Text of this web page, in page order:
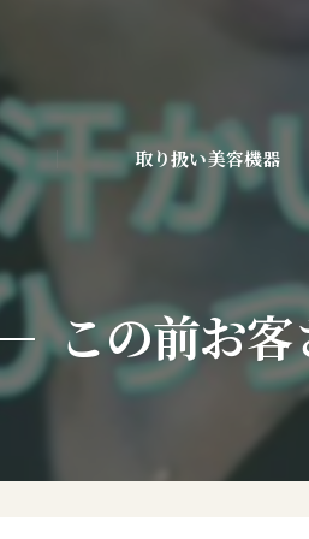
取り扱い美容機器
この前お